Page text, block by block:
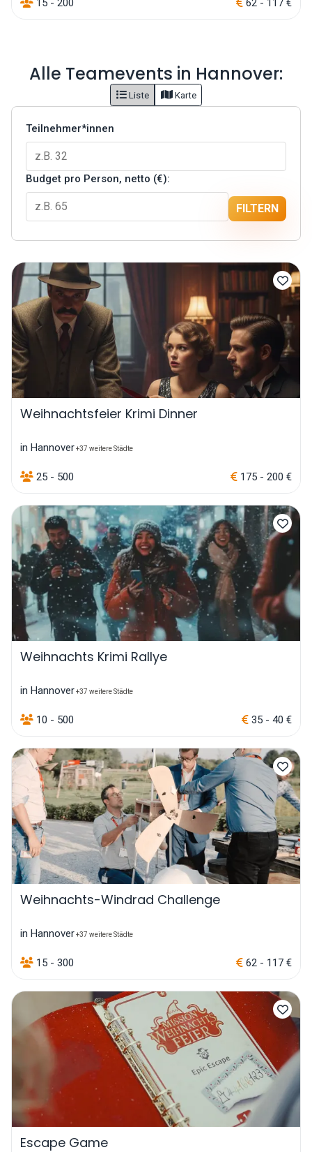
15 - 200 62 - 117 €
Alle Teamevents in Hannover:
Liste Karte
Teilnehmer*innen
Budget pro Person, netto (€):
FILTERN
Weihnachtsfeier Krimi Dinner
in Hannover+37 weitere Städte
25 - 500 175 - 200 €
Weihnachts Krimi Rallye
in Hannover+37 weitere Städte
10 - 500 35 - 40 €
Weihnachts-Windrad Challenge
in Hannover+37 weitere Städte
15 - 300 62 - 117 €
Escape Game